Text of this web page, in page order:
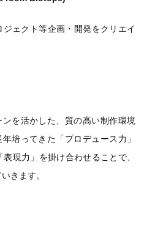
ェクト等企画・開発をクリエイ
を活かした、質の高い制作環境
培ってきた「プロデュース力」
現力」を掛け合わせることで、
きます。